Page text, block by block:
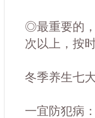
◎最重要的
次以上，按
冬季养生七
一宜防犯病